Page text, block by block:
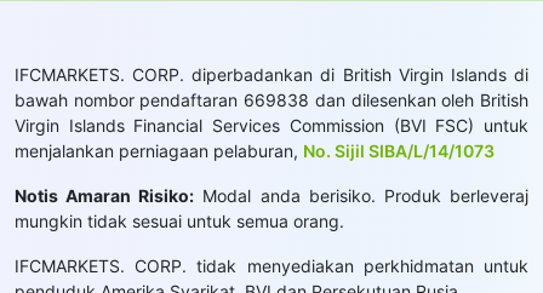
IFCMARKETS. CORP. diperbadankan di British Virgin Islands di
bawah nombor pendaftaran 669838 dan dilesenkan oleh British
Virgin Islands Financial Services Commission (BVI FSC) untuk
menjalankan perniagaan pelaburan, No. Sijil SIBA/L/14/1073
Notis Amaran Risiko: Modal anda berisiko. Produk berleveraj
mungkin tidak sesuai untuk semua orang.
IFCMARKETS. CORP. tidak menyediakan perkhidmatan untuk